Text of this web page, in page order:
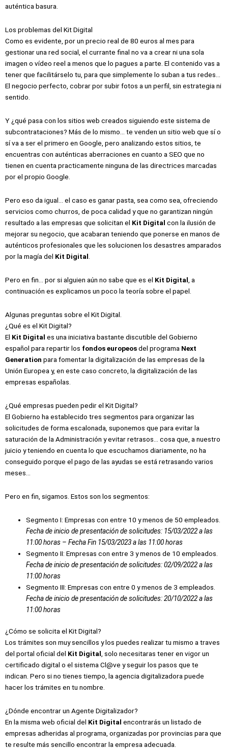
auténtica basura.
Los problemas del Kit Digital
Como es evidente, por un precio real de 80 euros al mes para
gestionar una red social, el currante final no va a crear ni una sola
imagen o vídeo reel a menos que lo pagues a parte. El contenido vas a
tener que facilitárselo tu, para que simplemente lo suban a tus redes…
El negocio perfecto, cobrar por subir fotos a un perfil, sin estrategia ni
sentido.
Y ¿qué pasa con los sitios web creados siguiendo este sistema de
subcontrataciones? Más de lo mismo… te venden un sitio web que sí o
sí va a ser el primero en Google, pero analizando estos sitios, te
encuentras con auténticas aberraciones en cuanto a SEO que no
tienen en cuenta practicamente ninguna de las directrices marcadas
por el propio Google.
Pero eso da igual… el caso es ganar pasta, sea como sea, ofreciendo
servicios como churros, de poca calidad y que no garantizan ningún
resultado a las empresas que solicitan el Kit Digital con la ilusión de
mejorar su negocio, que acabaran teniendo que ponerse en manos de
auténticos profesionales que les solucionen los desastres amparados
por la magía del Kit Digital
Pero en fin… por si alguien aún no sabe que es el Kit Digital , a
continuación es explicamos un poco la teoría sobre el papel.
Algunas preguntas sobre el Kit Digital.
¿Qué es el Kit Digital?
El Kit Digital es una iniciativa bastante discutible del Gobierno
español para repartir los fondos europeosdel programa Next
Generation para fomentar la digitalización de las empresas de la
Unión Europea y, en este caso concreto, la digitalización de las
empresas españolas.
¿Qué empresas pueden pedir el Kit Digital?
El Gobierno ha establecido tres segmentos para organizar las
solicitudes de forma escalonada, suponemos que para evitar la
saturación de la Administración y evitar retrasos… cosa que, a nuestro
juicio y teniendo en cuenta lo que escuchamos diariamente, no ha
conseguido porque el pago de las ayudas se está retrasando varios
meses…
Pero en fin, sigamos. Estos son los segmentos:
Segmento I: Empresas con entre 10 y menos de 50 empleados.
Fecha de inicio de presentación de solicitudes: 15/03/2022 a las
11:00 horas – Fecha Fin 15/03/2023 a las 11:00 horas
Segmento II: Empresas con entre 3 y menos de 10 empleados.
Fecha de inicio de presentación de solicitudes: 02/09/2022 a las
11:00 horas
Segmento III: Empresas con entre 0 y menos de 3 empleados.
Fecha de inicio de presentación de solicitudes: 20/10/2022 a las
11:00 horas
¿Cómo se solicita el Kit Digital?
Los trámites son muy sencillos y los puedes realizar tu mismo a traves
del portal oficial del Kit Digital , solo necesitaras tener en vigor un
certificado digital o el sistema Cl@ve y seguir los pasos que te
indican. Pero si no tienes tiempo, la agencia digitalizadora puede
hacer los trámites en tu nombre.
¿Dónde encontrar un Agente Digitalizador?
En la misma web oficial del Kit Digital encontrarás un listado de
empresas adheridas al programa, organizadas por provincias para que
te resulte más sencillo encontrar la empresa adecuada.